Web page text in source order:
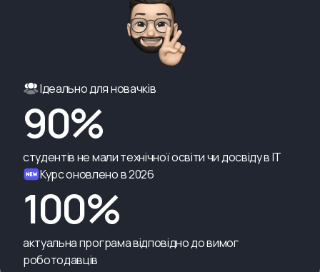
Ідеально для новачків
90%
студентів не мали технічної освіти чи досвіду в ІТ
Курс оновлено в 2026
100%
актуальна програма відповідно до вимог
роботодавців